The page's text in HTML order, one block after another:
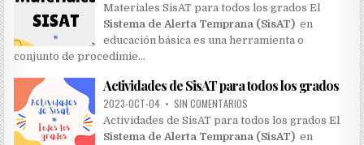
Materiales SisAT para todos los grados El
Sistema de Alerta Temprana (SisAT) en
educación básica es una herramienta o
conjunto de procedimie…
Actividades de SisAT para todos los grados
2023-OCT-04 • SIN COMENTARIOS
Actividades de SisAT para todos los grados El
Sistema de Alerta Temprana (SisAT) en